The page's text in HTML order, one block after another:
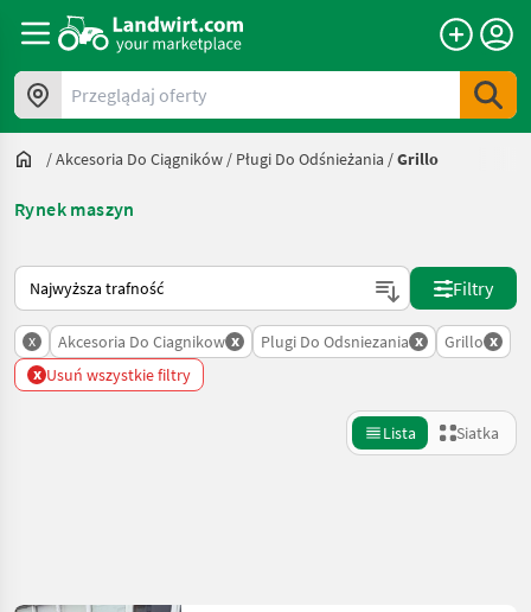
Przeglądaj oferty
/Akcesoria Do Ciągników / Pługi Do Odśnieżania /Grillo
Rynek maszyn
Tak sortuje się na Landwirt.com
Filtry
x Akcesoria Do Ciagnikow x Plugi Do Odsniezania x Grillo x
x Usuń wszystkie filtry
Lista Siatka